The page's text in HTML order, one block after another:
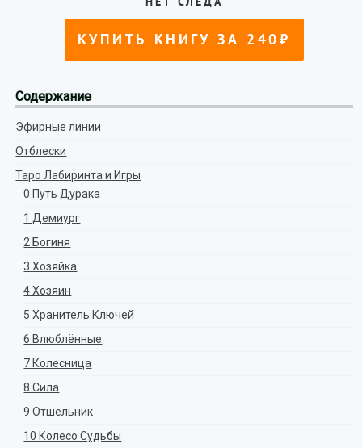
Содержание
Эфирные линии
Отблески
Таро Лабиринта и Игры
0 Путь Дурака
1 Демиург
2 Богиня
3 Хозяйка
4 Хозяин
5 Хранитель Ключей
6 Влюблённые
7 Колесница
8 Сила
9 Отшельник
10 Колесо Судьбы